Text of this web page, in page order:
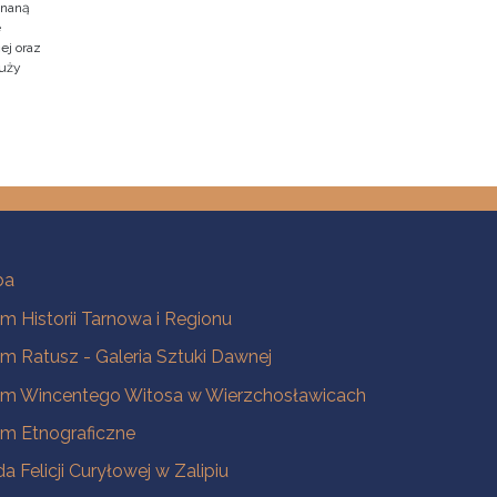
oraz
Historii Tarnowa i Regionu
Ratusz - Galeria Sztuki Dawnej
Wincentego Witosa w Wierzchosławicach
Etnograficzne
Felicji Curyłowej w Zalipiu